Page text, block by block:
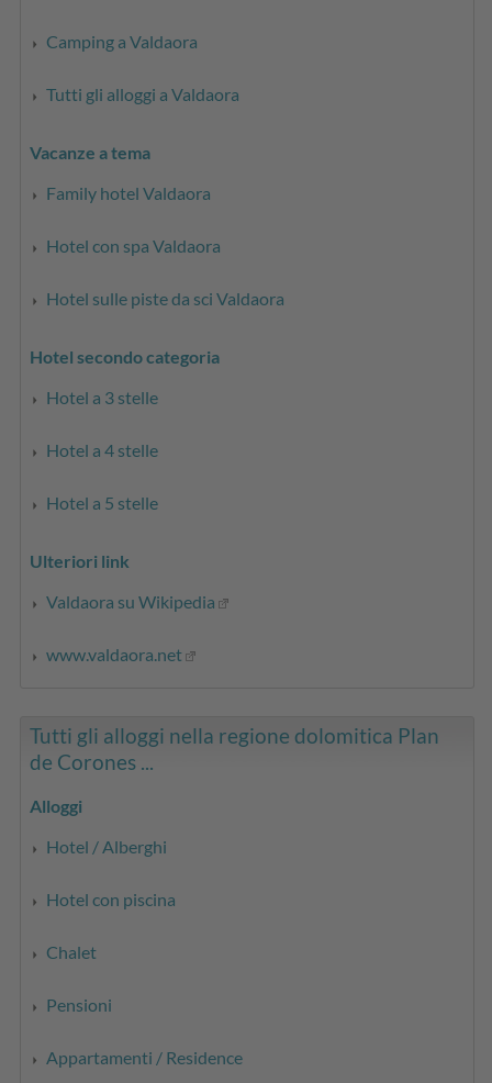
Camping a Valdaora
Tutti gli alloggi a Valdaora
Vacanze a tema
Family hotel Valdaora
Hotel con spa Valdaora
Hotel sulle piste da sci Valdaora
Hotel secondo categoria
Hotel a 3 stelle
Hotel a 4 stelle
Hotel a 5 stelle
Ulteriori link
Valdaora su Wikipedia
www.valdaora.net
Tutti gli alloggi nella regione dolomitica Plan
de Corones ...
Alloggi
Hotel / Alberghi
Hotel con piscina
Chalet
Pensioni
Appartamenti / Residence